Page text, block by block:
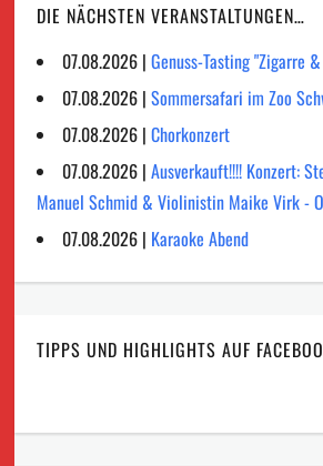
DIE NÄCHSTEN VERANSTALTUNGEN…
07.08.2026 |Genuss-Tasting "Zigarre
07.08.2026 |Sommersafari im Zoo
07.08.2026 |Chorkonzert
07.08.2026 |Ausverkauft!!!! Konzert:
Manuel Schmid & Violinistin Maike Virk -
07.08.2026 | Karaoke Abend
TIPPS UND HIGHLIGHTS AUF